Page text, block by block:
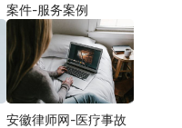
案件-服务案例
安徽律师网-医疗事故